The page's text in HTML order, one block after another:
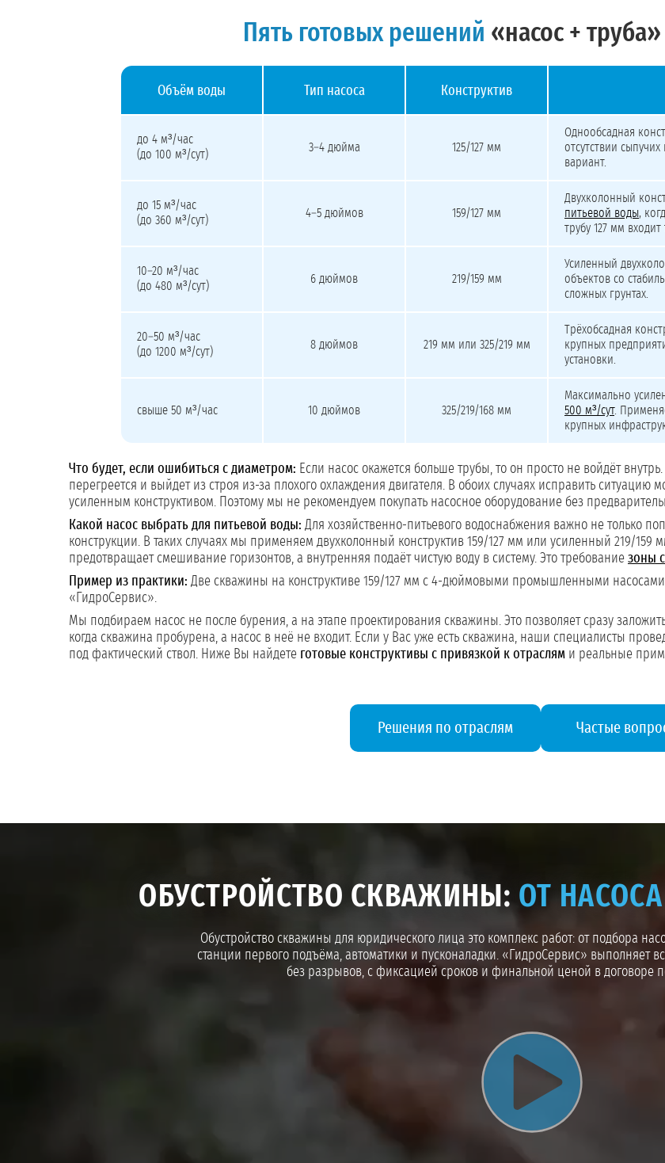
Пять готовых решений «насос +
Объём воды Тип насоса Конструктив
до 4 м³/час
(до 100 м³/сут)
3–4 дюйма 125/127 мм
Однообсадная
отсутствии
вариант.
до 15 м³/час
(до 360 м³/сут)
4–5 дюймов 159/127 мм
Двухколонный
питьевой воды,
трубу 127 мм
10–20 м³/час
(до 480 м³/сут)
6 дюймов 219/159 мм
Усиленный
объектов со
сложных грунтах.
20–50 м³/час
(до 1200 м³/сут)
8 дюймов 219 мм или 325/219 мм
Трёхобсадная
крупных
установки.
свыше 50 м³/час 10 дюймов 325/219/168 мм
Максимально
500 м³/сут.
крупных
Что будет, если ошибиться с диаметром: Если насос окажется больше трубы, то он просто не войдёт
перегреется и выйдет из строя из-за плохого охлаждения двигателя. В обоих случаях исправить ситуацию
усиленным конструктивом. Поэтому мы не рекомендуем покупать насосное оборудование без
Какой насос выбрать для питьевой воды: Для хозяйственно-питьевого водоснабжения важно не только
конструкции. В таких случаях мы применяем двухколонный конструктив 159/127 мм или усиленный 219/159
предотвращает смешивание горизонтов, а внутренняя подаёт чистую воду в систему. Это требование зоны
Пример из практики: Две скважины на конструктиве 159/127 мм с 4-дюймовыми промышленными
«ГидроСервис».
Мы подбираем насос не после бурения, а на этапе проектирования скважины. Это позволяет сразу
когда скважина пробурена, а насос в неё не входит. Если у Вас уже есть скважина, наши специалисты
под фактический ствол. Ниже Вы найдете готовые конструктивы с привязкой к отраслям и реальные
Решения по отраслям Частые
ОБУСТРОЙСТВО СКВАЖИНЫ: ОТ
Обустройство скважины для юридического лица это комплекс работ: от подбора
станции первого подъёма, автоматики и пусконаладки. «ГидроСервис» выполняет
без разрывов, с фиксацией сроков и финальной ценой в договоре
Воспроизвести видео